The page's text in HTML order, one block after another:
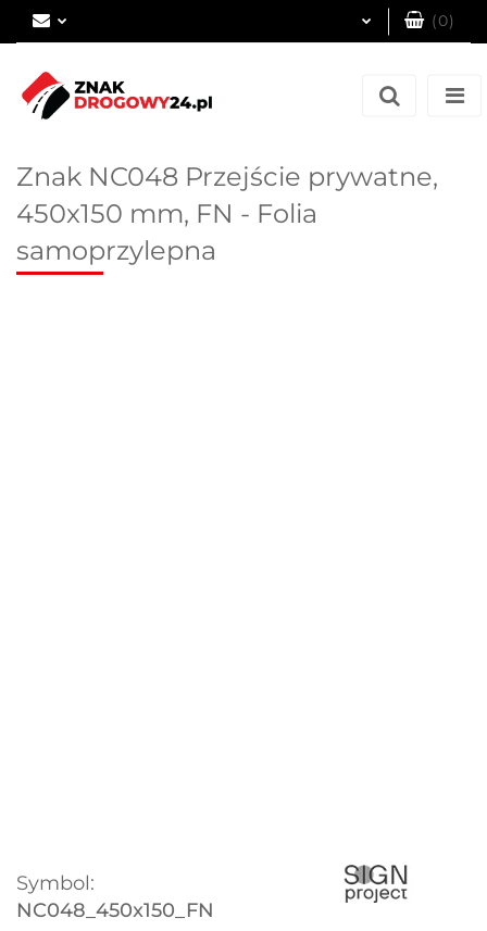
(0)
Znak NC048 Przejście prywatne,
450x150 mm, FN - Folia
samoprzylepna
Symbol:
NC048_450x150_FN